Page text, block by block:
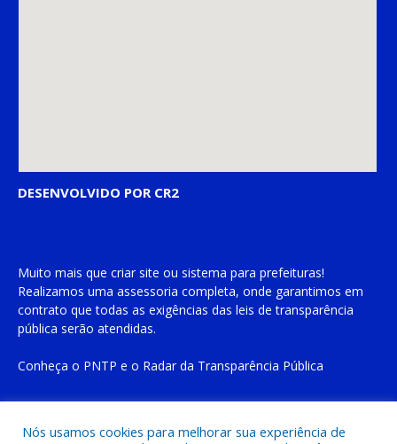
DESENVOLVIDO POR CR2
Muito mais que criar site ou sistema para prefeituras!
Realizamos uma assessoria completa, onde garantimos em
contrato que todas as exigências das leis de transparência
pública serão atendidas.
Conheça o PNTP e o Radar da Transparência Pública
Nós usamos cookies para melhorar sua experiência de